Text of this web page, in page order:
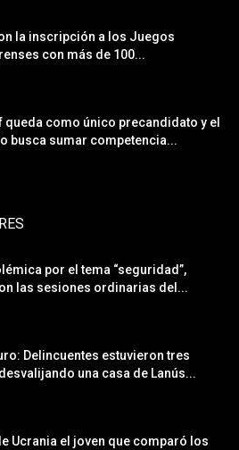
la inscripción a los Juegos
con más de 100...
queda como único precandidato y el
busca sumar competencia...
por el tema “seguridad”,
las sesiones ordinarias del...
Delincuentes estuvieron tres
una casa de Lanús...
Ucrania el joven que comparó los